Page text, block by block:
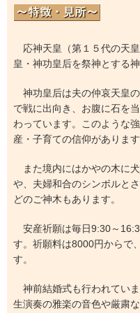
応神天皇（第１５代の天
皇・神功皇后を祭神とする神
神功皇后は夫の仲哀天皇
で戦に出向き、お腹に石を
わっています。このような
産・子育ての信仰があります
また境内にはかやの木に
や、夫婦和合のシンボルと
どのご神木もあります。
安産祈願は毎日9:30～
す。祈願料は8000円からで
す。
神前結婚式も行われていま
生演奏の雅楽の音色や厳粛